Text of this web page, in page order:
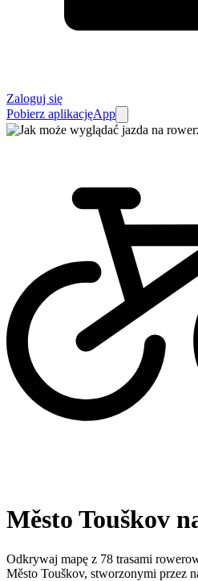
Zaloguj się
Pobierz aplikacjęApp
Město Touškov
Odkrywaj mapę z 78 trasami
Město Touškov, stworzonymi przez